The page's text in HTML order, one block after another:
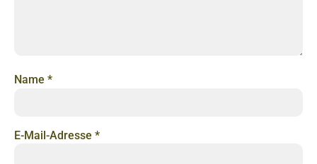
Name *
E-Mail-Adresse *